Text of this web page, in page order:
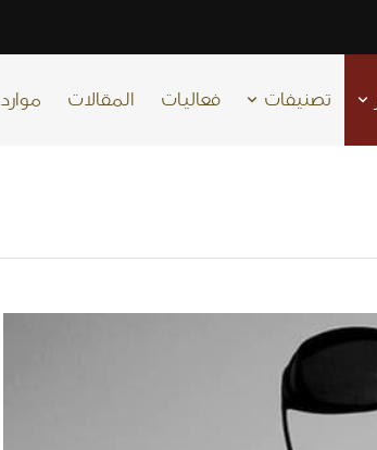
تصنيفات فعاليات المقالات موارد